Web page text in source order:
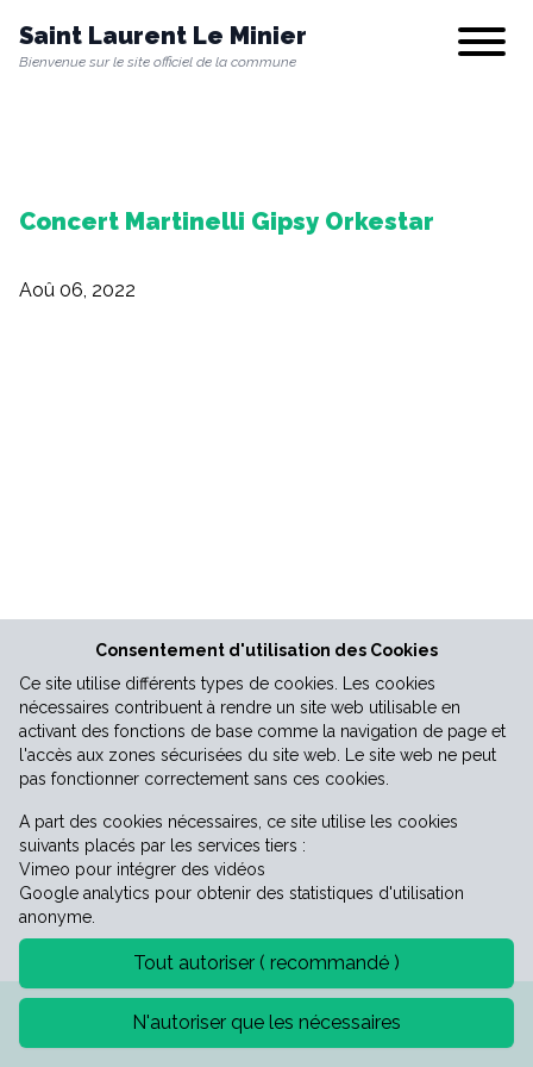
Saint Laurent Le Minier
Bienvenue sur le site officiel de la commune
Show/
Vie municipale
Concert Martinelli Gipsy Orkestar
Aoû 06, 2022
©2026 Mairie de Saint-Laurent-le-minier
Consentement d'utilisation des Cookies
Ce site utilise différents types de cookies. Les cookies
nécessaires contribuent à rendre un site web utilisable en
activant des fonctions de base comme la navigation de page et
l'accès aux zones sécurisées du site web. Le site web ne peut
pas fonctionner correctement sans ces cookies.
A part des cookies nécessaires, ce site utilise les cookies
suivants placés par les services tiers :
Vimeo pour intégrer des vidéos
Google analytics pour obtenir des statistiques d'utilisation
anonyme.
Tout autoriser ( recommandé )
N'autoriser que les nécessaires